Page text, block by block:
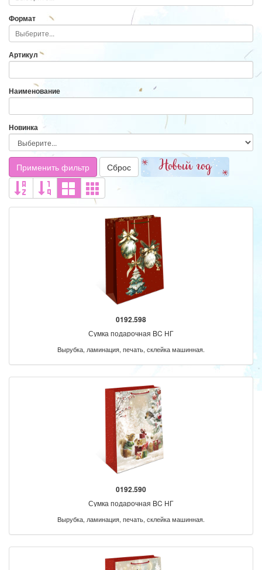
Формат
Артикул
Наименование
Новинка
Применить фильтр Сброс
0192.598
Сумка подарочная BC НГ
Вырубка, ламинация, печать, склейка машинная.
0192.590
Сумка подарочная BC НГ
Вырубка, ламинация, печать, склейка машинная.